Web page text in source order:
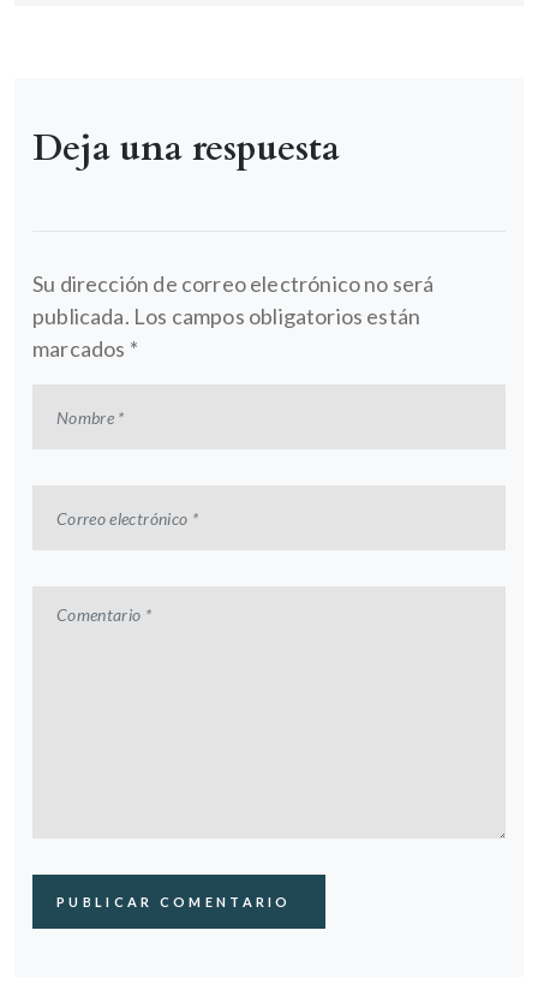
Deja una respuesta
Su dirección de correo electrónico no será
publicada. Los campos obligatorios están
marcados *